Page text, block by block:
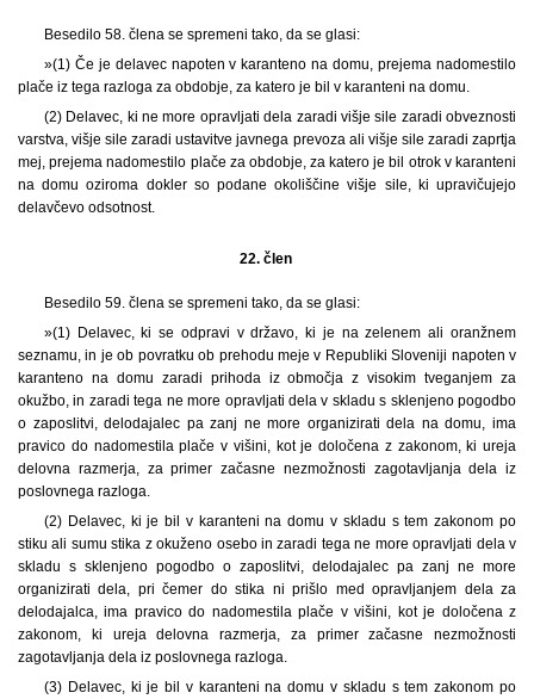
Besedilo 58. člena se spremeni tako, da se glasi:
»(1) Če je delavec napoten v karanteno na domu, prejema nadomestilo
plače iz tega razloga za obdobje, za katero je bil v karanteni na domu.
(2) Delavec, ki ne more opravljati dela zaradi višje sile zaradi obveznosti
varstva, višje sile zaradi ustavitve javnega prevoza ali višje sile zaradi zaprtja
mej, prejema nadomestilo plače za obdobje, za katero je bil otrok v karanteni
na domu oziroma dokler so podane okoliščine višje sile, ki upravičujejo
delavčevo odsotnost.
22. člen
Besedilo 59. člena se spremeni tako, da se glasi:
»(1) Delavec, ki se odpravi v državo, ki je na zelenem ali oranžnem
seznamu, in je ob povratku ob prehodu meje v Republiki Sloveniji napoten v
karanteno na domu zaradi prihoda iz območja z visokim tveganjem za
okužbo, in zaradi tega ne more opravljati dela v skladu s sklenjeno pogodbo
o zaposlitvi, delodajalec pa zanj ne more organizirati dela na domu, ima
pravico do nadomestila plače v višini, kot je določena z zakonom, ki ureja
delovna razmerja, za primer začasne nezmožnosti zagotavljanja dela iz
poslovnega razloga.
(2) Delavec, ki je bil v karanteni na domu v skladu s tem zakonom po
stiku ali sumu stika z okuženo osebo in zaradi tega ne more opravljati dela v
skladu s sklenjeno pogodbo o zaposlitvi, delodajalec pa zanj ne more
organizirati dela, pri čemer do stika ni prišlo med opravljanjem dela za
delodajalca, ima pravico do nadomestila plače v višini, kot je določena z
zakonom, ki ureja delovna razmerja, za primer začasne nezmožnosti
zagotavljanja dela iz poslovnega razloga.
(3) Delavec, ki je bil v karanteni na domu v skladu s tem zakonom po